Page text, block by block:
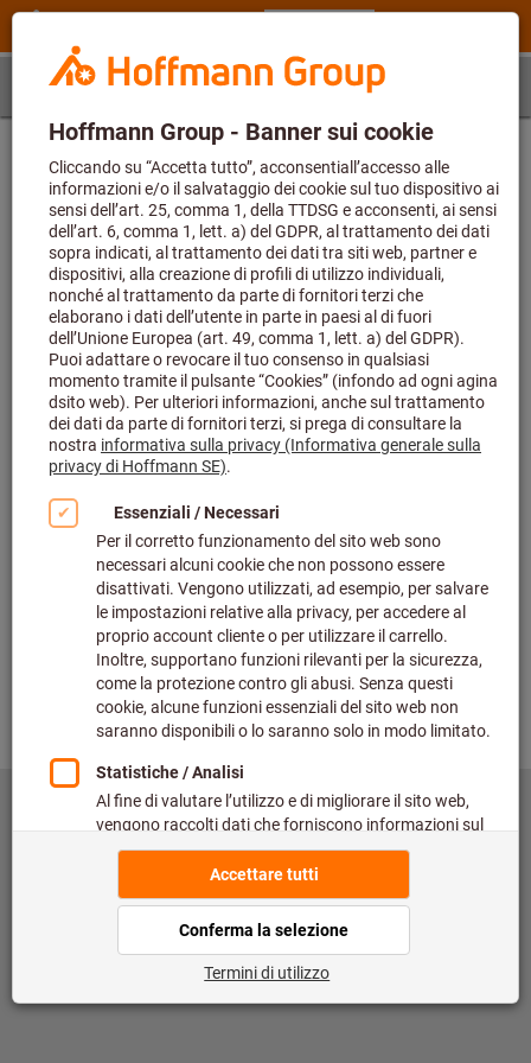
Passo 1Articolo
Determinazione dell’articolo
Inserire dapprima il codice articolo e quindi selezionare una
dimensione
Codice articolo (a 6 cifre)
Il codice articolo L23970 372 non è stato trovato ed è quindi impossibile
calcolare i dati di applicazione. Il valore richiesto per questo parametro
supera la lunghezza massima consentita di 6.
Dimensione
Il valore richiesto per questo parametro manca oppure è vuoto.
Controlla
Indietro
copyright by Hoffmann SE
toolscout@hoffmann-group.com
Protezione dei dati
Condizioni di utilizzo